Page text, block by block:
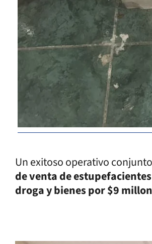
Un exitoso operativo
de venta de
droga y bienes por $9